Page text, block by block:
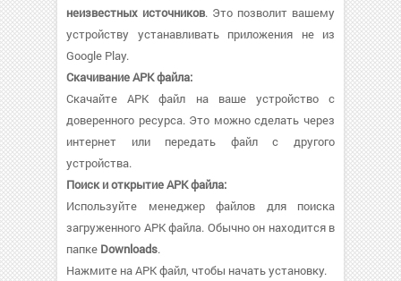
неизвестных источников. Это позволит вашему
устройству устанавливать приложения не из
Google Play.
Скачивание APK файла:
Скачайте APK файл на ваше устройство с
доверенного ресурса. Это можно сделать через
интернет или передать файл с другого
устройства.
Поиск и открытие APK файла:
Используйте менеджер файлов для поиска
загруженного APK файла. Обычно он находится в
папке Downloads.
Нажмите на APK файл, чтобы начать установку.